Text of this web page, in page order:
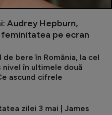
Audrey Hepburn,
pe ecran
de bere în România, la cel
nivel în ultimele două
ascund cifrele
zilei 3 mai | James